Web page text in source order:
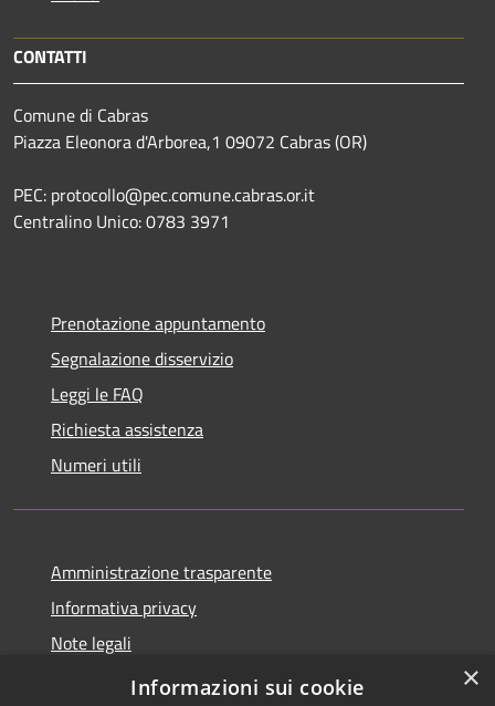
CONTATTI
Comune di Cabras
Piazza Eleonora d'Arborea,1 09072 Cabras (OR)
PEC: protocollo@pec.comune.cabras.or.it
Centralino Unico: 0783 3971
Prenotazione appuntamento
Segnalazione disservizio
Leggi le FAQ
Richiesta assistenza
Numeri utili
Amministrazione trasparente
Informativa privacy
Note legali
Dichiarazione di accessibilità
×
Informazioni sui cookie